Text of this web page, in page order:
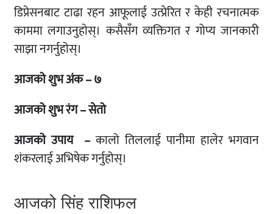
डिप्रेसनबाट टाढा रहन आफूलाई उत्प्रेरित र केही रचनात्मक
काममा लगाउनुहोस्। कसैसँग व्यक्तिगत र गोप्य जानकारी
साझा नगर्नुहोस्।
आजको शुभ अंक – ७
आजको शुभ रंग – सेतो
आजको उपाय –कालो तिललाई पानीमा हालेर भगवान
शंकरलाई अभिषेक गर्नुहोस्।
आजको सिंह राशिफल